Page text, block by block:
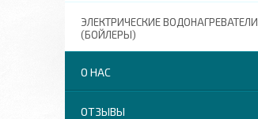
ЭЛЕКТРИЧЕСКИЕ ВОДОНАГРЕВАТЕЛИ
(БОЙЛЕРЫ)
О НАС
ОТЗЫВЫ